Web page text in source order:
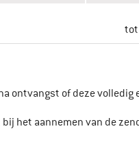
tot
ontvangst of deze
het aannemen van de